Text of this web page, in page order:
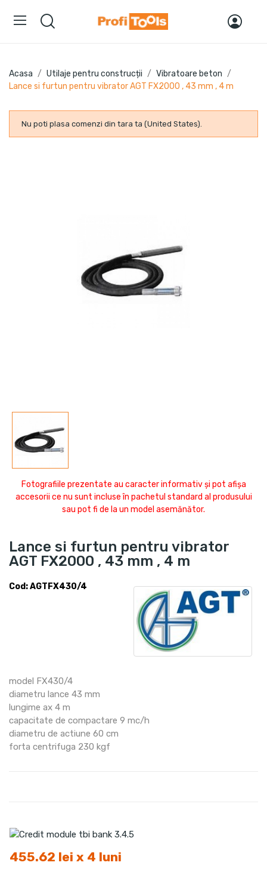
Acasa Utilaje pentru construcții
Vibratoare beton
Lance si furtun pentru vibrator AGT FX2000 , 43 mm , 4 m
Nu poti plasa comenzi din tara ta (United States).
Fotografiile prezentate au caracter informativ și pot afișa
accesorii ce nu sunt incluse în pachetul standard al produsului
sau pot fi de la un model asemănător.
Lance si furtun pentru vibrator
AGT FX2000 , 43 mm , 4 m
Cod: AGTFX430/4
model FX430/4
diametru lance 43 mm
lungime ax 4 m
capacitate de compactare 9 mc/h
diametru de actiune 60 cm
forta centrifuga 230 kgf
455.62 lei x 4 luni